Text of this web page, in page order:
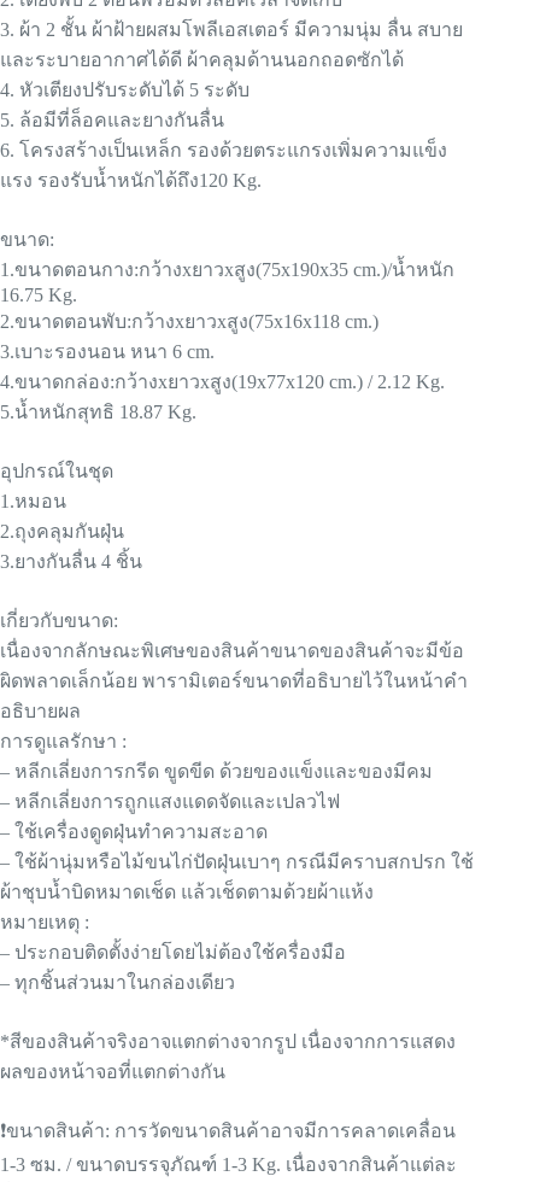
3. ผ้า 2 ชั้น ผ้าฝ้ายผสมโพลีเอสเตอร์ มีความนุ่ม ลื่น สบาย
และระบายอากาศได้ดี ผ้าคลุมด้านนอกถอดซักได้
4. หัวเตียงปรับระดับได้ 5 ระดับ
5. ล้อมีที่ล็อคและยางกันลื่น
6. โครงสร้างเป็นเหล็ก รองด้วยตระแกรงเพิ่มความแข็ง
แรง รองรับน้ำหนักได้ถึง120 Kg.
ขนาด:
1.ขนาดตอนกาง:กว้างxยาวxสูง(75x190x35 cm.)/น้ำหนัก
16.75 Kg.
2.ขนาดตอนพับ:กว้างxยาวxสูง(75x16x118 cm.)
3.เบาะรองนอน หนา 6 cm.
4.ขนาดกล่อง:กว้างxยาวxสูง(19x77x120 cm.) / 2.12 Kg.
5.น้ำหนักสุทธิ 18.87 Kg.
อุปกรณ์ในชุด
1.หมอน
2.ถุงคลุมกันฝุ่น
3.ยางกันลื่น 4 ชิ้น
เกี่ยวกับขนาด:
เนื่องจากลักษณะพิเศษของสินค้าขนาดของสินค้าจะมีข้อ
ผิดพลาดเล็กน้อย พารามิเตอร์ขนาดที่อธิบายไว้ในหน้าคำ
อธิบายผล
การดูแลรักษา :
– หลีกเลี่ยงการกรีด ขูดขีด ด้วยของแข็งและของมีคม
– หลีกเลี่ยงการถูกแสงแดดจัดและเปลวไฟ
– ใช้เครื่องดูดฝุ่นทำความสะอาด
– ใช้ผ้านุ่มหรือไม้ขนไก่ปัดฝุ่นเบาๆ กรณีมีคราบสกปรก ใช้
ผ้าชุบน้ำบิดหมาดเช็ด แล้วเช็ดตามด้วยผ้าแห้ง
หมายเหตุ :
– ประกอบติดตั้งง่ายโดยไม่ต้องใช้ครื่องมือ
– ทุกชิ้นส่วนมาในกล่องเดียว
*สีของสินค้าจริงอาจแตกต่างจากรูป เนื่องจากการแสดง
ผลของหน้าจอที่แตกต่างกัน
❗️ขนาดสินค้า: การวัดขนาดสินค้าอาจมีการคลาดเคลื่อน
1-3 ซม. / ขนาดบรรจุภัณฑ์ 1-3 Kg. เนื่องจากสินค้าแต่ละ